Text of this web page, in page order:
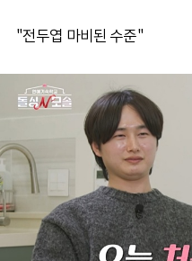
"전두엽 마비된 수준"